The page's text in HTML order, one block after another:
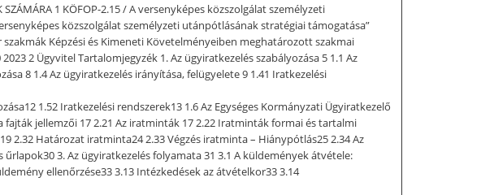
SZÁMÁRA 1 KÖFOP-2.15 / A versenyképes közszolgálat személyzeti
közszolgálat személyzeti utánpótlásának stratégiai támogatása”
Képzési és Kimeneti Követelményeiben meghatározott szakmai
2 Ügyvitel Tartalomjegyzék 1. Az ügyiratkezelés szabályozása 5 1.1 Az
8 1.4 Az ügyiratkezelés irányítása, felügyelete 9 1.41 Iratkezelési
1.52 Iratkezelési rendszerek13 1.6 Az Egységes Kormányzati Ügyiratkezelő
jellemzői 17 2.21 Az iratminták 17 2.22 Iratminták formai és tartalmi
Határozat iratminta24 2.33 Végzés iratminta – Hiánypótlás25 2.34 Az
3. Az ügyiratkezelés folyamata 31 3.1 A küldemények átvétele:
ellenőrzése33 3.13 Intézkedések az átvételkor33 3.14